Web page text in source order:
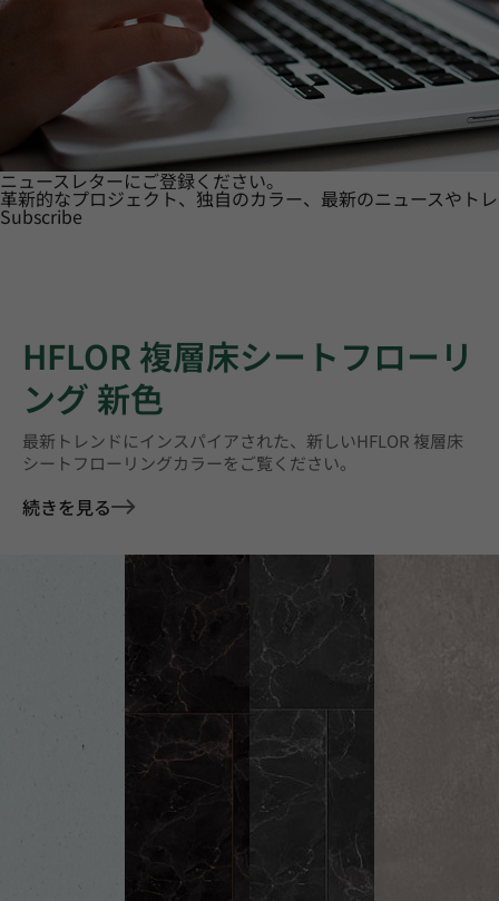
ニュースレターにご登録ください。
革新的なプロジェクト、独自のカラー、最新のニュースやト
Subscribe
HFLOR 複層床シートフローリ
ング 新色
最新トレンドにインスパイアされた、新しいHFLOR 複層床
シートフローリングカラーをご覧ください。
続きを見る